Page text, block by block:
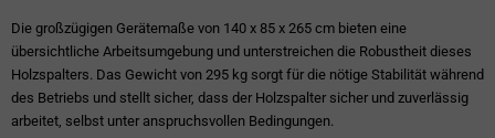
Die großzügigen Gerätemaße von 140 x 85 x 265 cm bieten eine
übersichtliche Arbeitsumgebung und unterstreichen die Robustheit dieses
Holzspalters. Das Gewicht von 295 kg sorgt für die nötige Stabilität während
des Betriebs und stellt sicher, dass der Holzspalter sicher und zuverlässig
arbeitet, selbst unter anspruchsvollen Bedingungen.